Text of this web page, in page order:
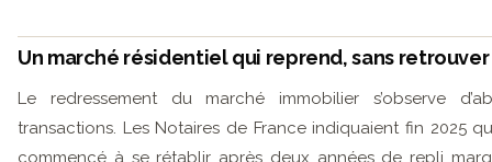
Un marché résidentiel qui reprend, sans retrouver
Le redressement du marché immobilier s’observe
transactions. Les Notaires de France indiquaient fin 2025
commencé à se rétablir après deux années de repli